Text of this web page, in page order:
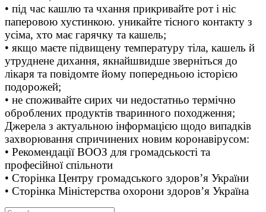
• під час кашлю та чхання прикривайте рот і ніс
паперовою хустинкою. уникайте тісного контакту з
усіма, хто має гарячку та кашель;
• якщо маєте підвищену температуру тіла, кашель й
утруднене дихання, якнайшвидше зверніться до
лікаря та повідомте йому попередньою історією
подорожей;
• не споживайте сирих чи недостатньо термічно
оброблених продуктів тваринного походження;
Джерела з актуальною інформацією щодо випадків
захворювання спричинених новим коронавірусом:
• Рекомендації ВООЗ для громадськості та
професійної спільноти
• Сторінка Центру громадського здоров’я України
• Сторінка Міністерства охорони здоров’я Україна